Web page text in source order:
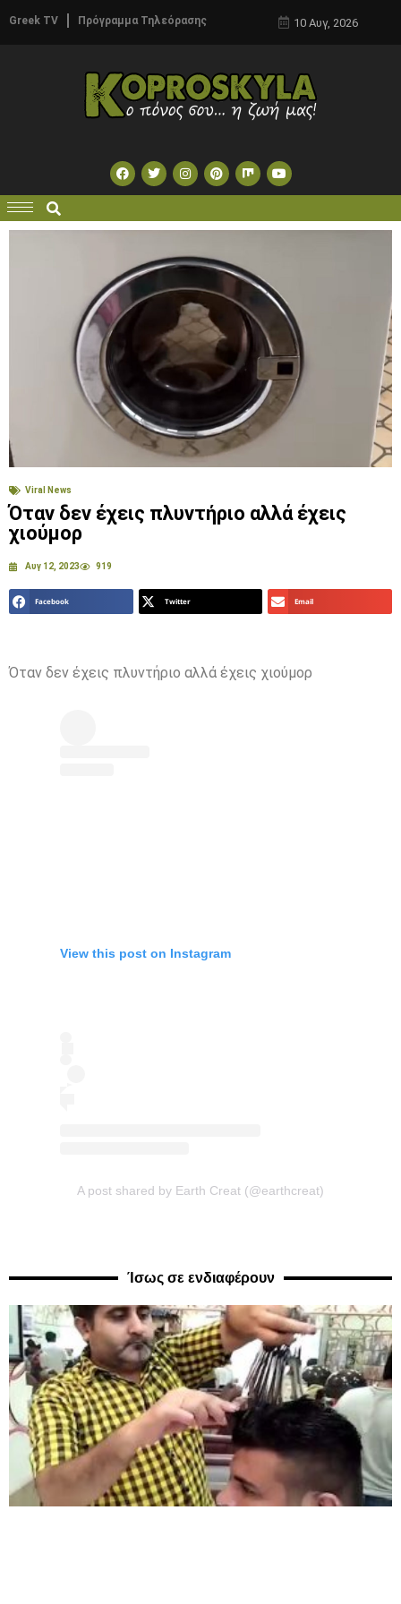
Greek TV Πρόγραμμα Τηλεόρασης 10 Αυγ, 2026
Viral News
Όταν δεν έχεις πλυντήριο αλλά έχεις
χιούμορ
Αυγ 12, 2023 919
Facebook Twitter Email
Όταν δεν έχεις πλυντήριο αλλά έχεις χιούμορ
View this post on Instagram
A post shared by Earth Creat (@earthcreat)
Ίσως σε ενδιαφέρουν